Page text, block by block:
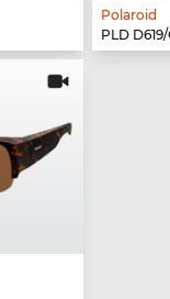
Polaroid
PLD